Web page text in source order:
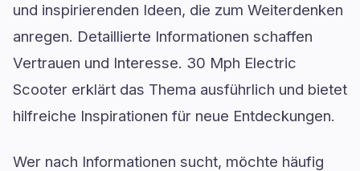
und inspirierenden Ideen, die zum Weiterdenken
anregen. Detaillierte Informationen schaffen
Vertrauen und Interesse. 30 Mph Electric
Scooter erklärt das Thema ausführlich und bietet
hilfreiche Inspirationen für neue Entdeckungen.
Wer nach Informationen sucht, möchte häufig